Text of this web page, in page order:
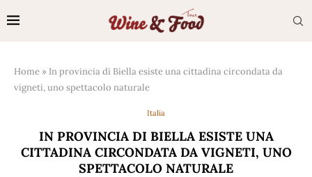
Home » In provincia di Biella esiste una cittadina circondata da
vigneti, uno spettacolo naturale
Italia
IN PROVINCIA DI BIELLA ESISTE UNA
CITTADINA CIRCONDATA DA VIGNETI, UNO
SPETTACOLO NATURALE